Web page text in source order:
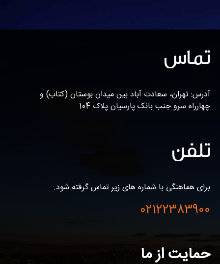
تماس
آدرس: تهران، سعادت آباد بین میدان بوستان (کتاب) و
چهارراه سرو جنب بانک پارسیان پلاک 104
تلفن
برای هماهنگی با شماره های زیر تماس گرفته شود.
02122383900
حمایت از ما